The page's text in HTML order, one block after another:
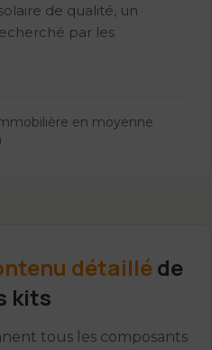
de qualité, un
par les
en moyenne
détailléde
kits
tous les composants